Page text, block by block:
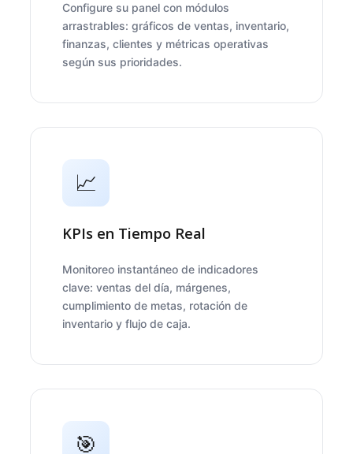
Configure su panel con módulos
arrastrables: gráficos de ventas, inventario,
finanzas, clientes y métricas operativas
según sus prioridades.
📈
KPIs en Tiempo Real
Monitoreo instantáneo de indicadores
clave: ventas del día, márgenes,
cumplimiento de metas, rotación de
inventario y flujo de caja.
🎯